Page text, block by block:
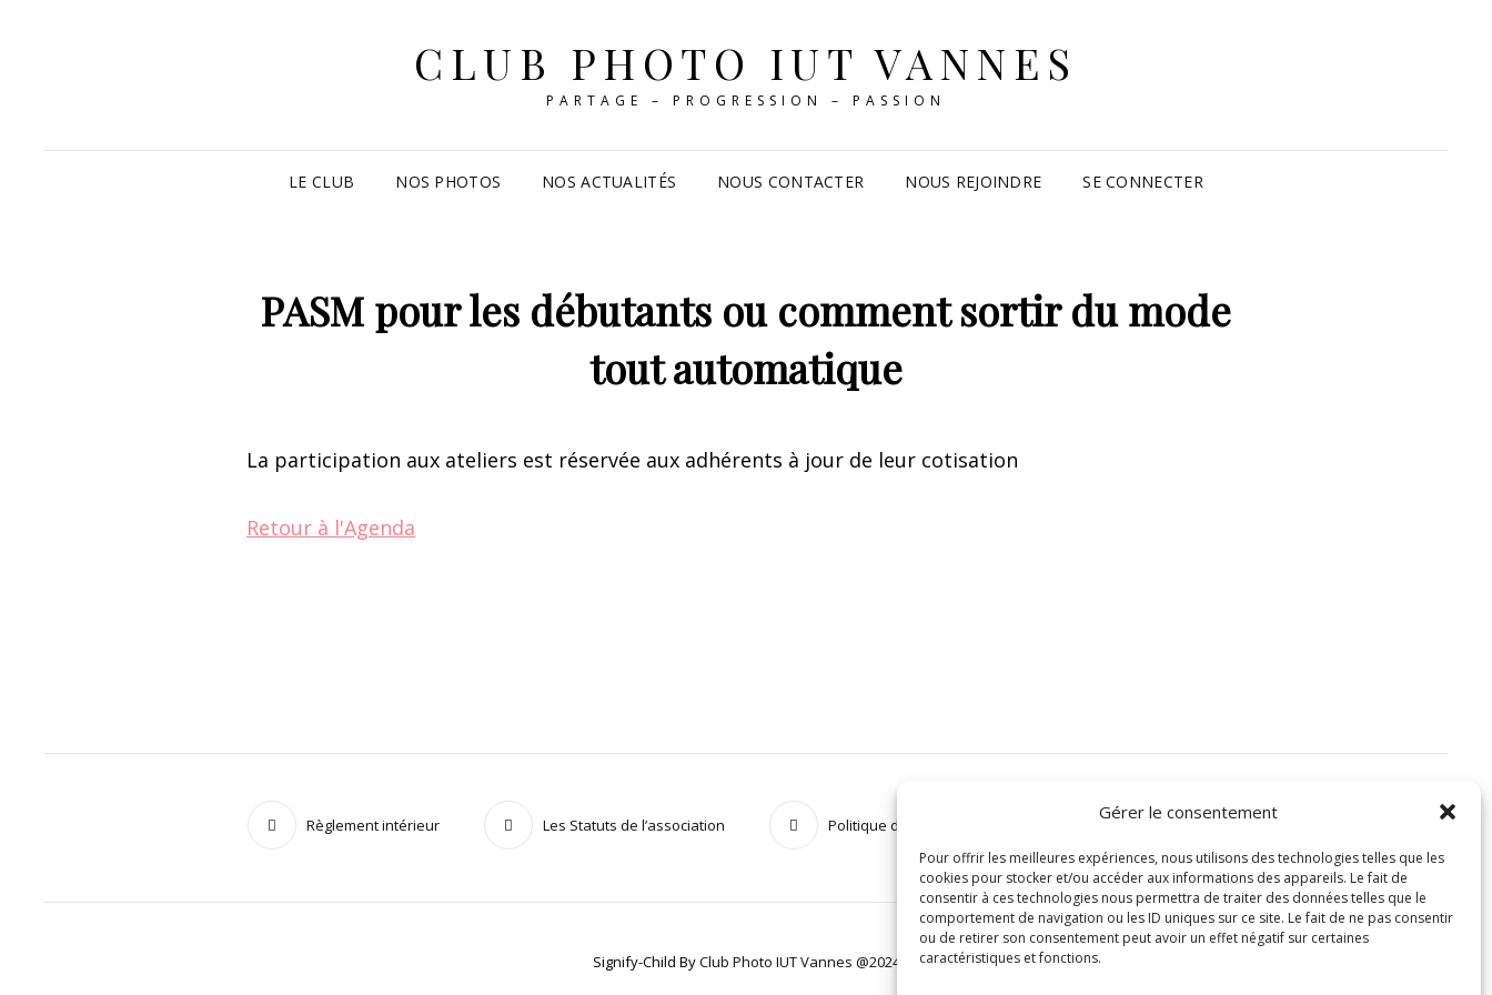
Gérer le consentement
Pour offrir les meilleures expériences, nous utilisons des technologies telles que les
cookies pour stocker et/ou accéder aux informations des appareils. Le fait de
consentir à ces technologies nous permettra de traiter des données telles que le
comportement de navigation ou les ID uniques sur ce site. Le fait de ne pas consentir
ou de retirer son consentement peut avoir un effet négatif sur certaines
caractéristiques et fonctions.
CLUB PHOTO IUT VANNES
PARTAGE – PROGRESSION – PASSION
LE CLUB NOS PHOTOS NOS ACTUALITÉS NOUS CONTACTER NOUS REJOINDRE SE CONNECTER
PASM pour les débutants ou comment sortir du mode
tout automatique
La participation aux ateliers est réservée aux adhérents à jour de leur cotisation
Retour à l'Agenda
Règlement intérieur Les Statuts de l’association Politique de confidentialité Mentions légales
Signify-Child ByClub Photo IUT Vannes @2024